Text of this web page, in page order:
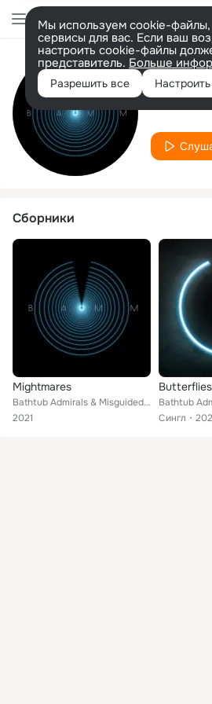
Мы используем cookie-файлы,
сервисы для вас. Если ваш
настроить cookie-файлы
представитель. Больше
Разрешить все Настроить
Сборники
Mightmares
Bathtub Admirals & Misguided Missiles
2021
Butterflies
Сингл